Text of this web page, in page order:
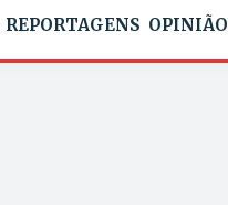
REPORTAGENS OPINIÃO